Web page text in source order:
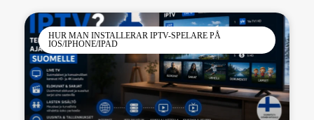
HUR MAN INSTALLERAR IPTV-SPELARE PÅ
IOS/IPHONE/IPAD